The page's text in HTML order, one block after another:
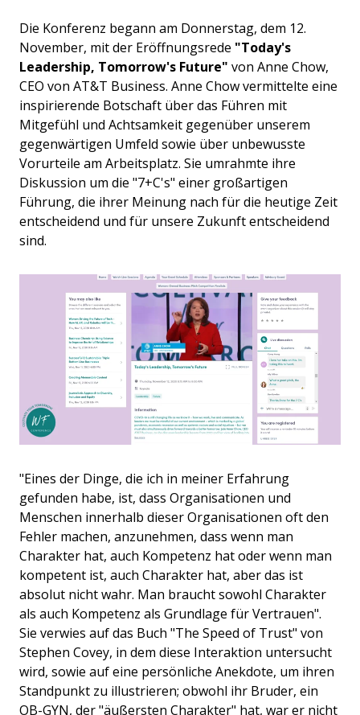
Die Konferenz begann am Donnerstag, dem 12.
November, mit der Eröffnungsrede "Today's
Leadership, Tomorrow's Future" von Anne Chow,
CEO von AT&T Business. Anne Chow vermittelte eine
inspirierende Botschaft über das Führen mit
Mitgefühl und Achtsamkeit gegenüber unserem
gegenwärtigen Umfeld sowie über unbewusste
Vorurteile am Arbeitsplatz. Sie umrahmte ihre
Diskussion um die "7+C's" einer großartigen
Führung, die ihrer Meinung nach für die heutige Zeit
entscheidend und für unsere Zukunft entscheidend
sind.
"Eines der Dinge, die ich in meiner Erfahrung
gefunden habe, ist, dass Organisationen und
Menschen innerhalb dieser Organisationen oft den
Fehler machen, anzunehmen, dass wenn man
Charakter hat, auch Kompetenz hat oder wenn man
kompetent ist, auch Charakter hat, aber das ist
absolut nicht wahr. Man braucht sowohl Charakter
als auch Kompetenz als Grundlage für Vertrauen".
Sie verwies auf das Buch "The Speed of Trust" von
Stephen Covey, in dem diese Interaktion untersucht
wird, sowie auf eine persönliche Anekdote, um ihren
Standpunkt zu illustrieren; obwohl ihr Bruder, ein
OB-GYN, der "äußersten Charakter" hat, war er nicht